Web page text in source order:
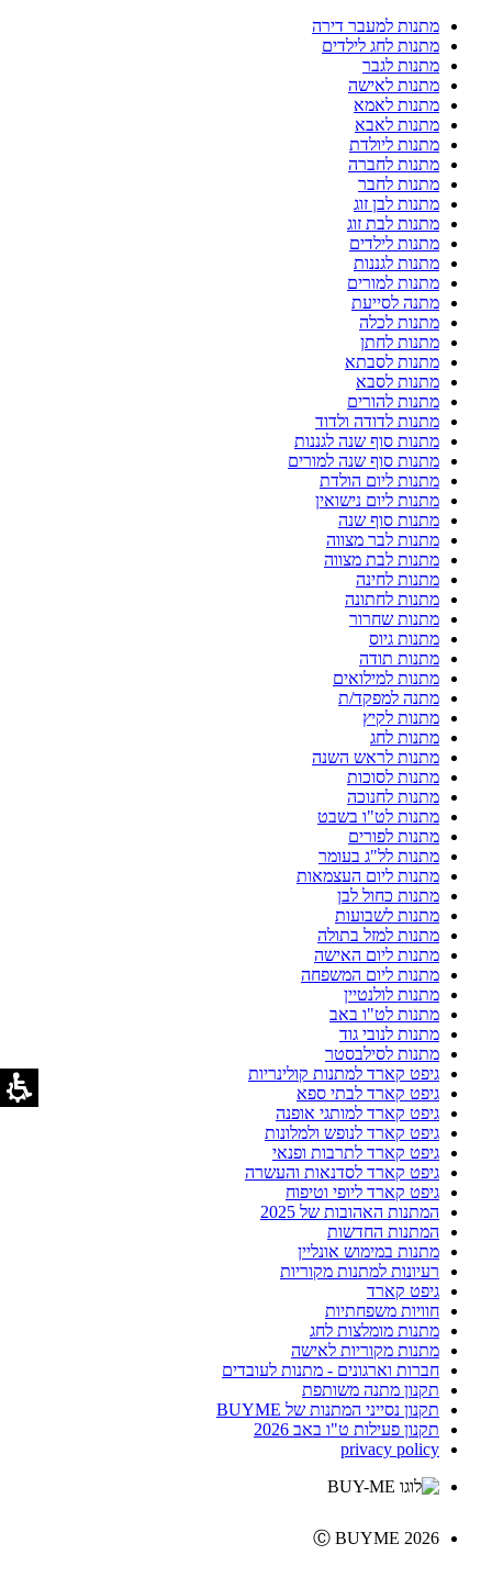
מתנות למעבר דירה
מתנות לחג לילדים
מתנות לגבר
מתנות לאישה
מתנות לאמא
מתנות לאבא
מתנות ליולדת
מתנות לחברה
מתנות לחבר
מתנות לבן זוג
מתנות לבת זוג
מתנות לילדים
מתנות לגננות
מתנות למורים
מתנה לסייעת
מתנות לכלה
מתנות לחתן
מתנות לסבתא
מתנות לסבא
מתנות להורים
מתנות לדודה ולדוד
מתנות סוף שנה לגננות
מתנות סוף שנה למורים
מתנות ליום הולדת
מתנות ליום נישואין
מתנות סוף שנה
מתנות לבר מצווה
מתנות לבת מצווה
מתנות לחינה
מתנות לחתונה
מתנות שחרור
מתנות גיוס
מתנות תודה
מתנות למילואים
מתנה למפקד/ת
מתנות לקיץ
מתנות לחג
מתנות לראש השנה
מתנות לסוכות
מתנות לחנוכה
מתנות לט"ו בשבט
מתנות לפורים
מתנות לל"ג בעומר
מתנות ליום העצמאות
מתנות כחול לבן
מתנות לשבועות
מתנות למזל בתולה
מתנות ליום האישה
מתנות ליום המשפחה
מתנות לולנטיין
מתנות לט"ו באב
מתנות לנובי גוד
מתנות לסילבסטר
גיפט קארד למתנות קולינריות
גיפט קארד לבתי ספא
גיפט קארד למותגי אופנה
גיפט קארד לנופש ולמלונות
גיפט קארד לתרבות ופנאי
גיפט קארד לסדנאות והעשרה
גיפט קארד ליופי וטיפוח
המתנות האהובות של 2025
המתנות החדשות
מתנות במימוש אונליין
רעיונות למתנות מקוריות
גיפט קארד
חוויות משפחתיות
מתנות מומלצות לחג
מתנות מקוריות לאישה
חברות וארגונים - מתנות לעובדים
תקנון מתנה משותפת
תקנון נסייני המתנות של BUYME
תקנון פעילות ט"ו באב 2026
privacy policy
Ⓒ BUYME 2026